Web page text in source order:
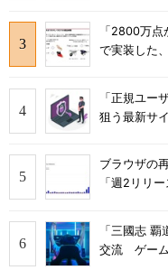
「2800万
で実装した
「正規ユー
狙う最新サ
ブラウザの
「週2リリ
「三國志
交流 ゲーム